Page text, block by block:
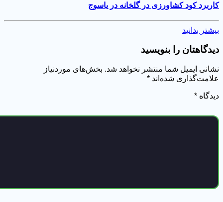
کود کشاورزی در گلخانه در یاسوج
بدانید
را بنویسید
ایمیل شما منتشر نخواهد شد. بخش‌های موردنیاز
شده‌اند *
*